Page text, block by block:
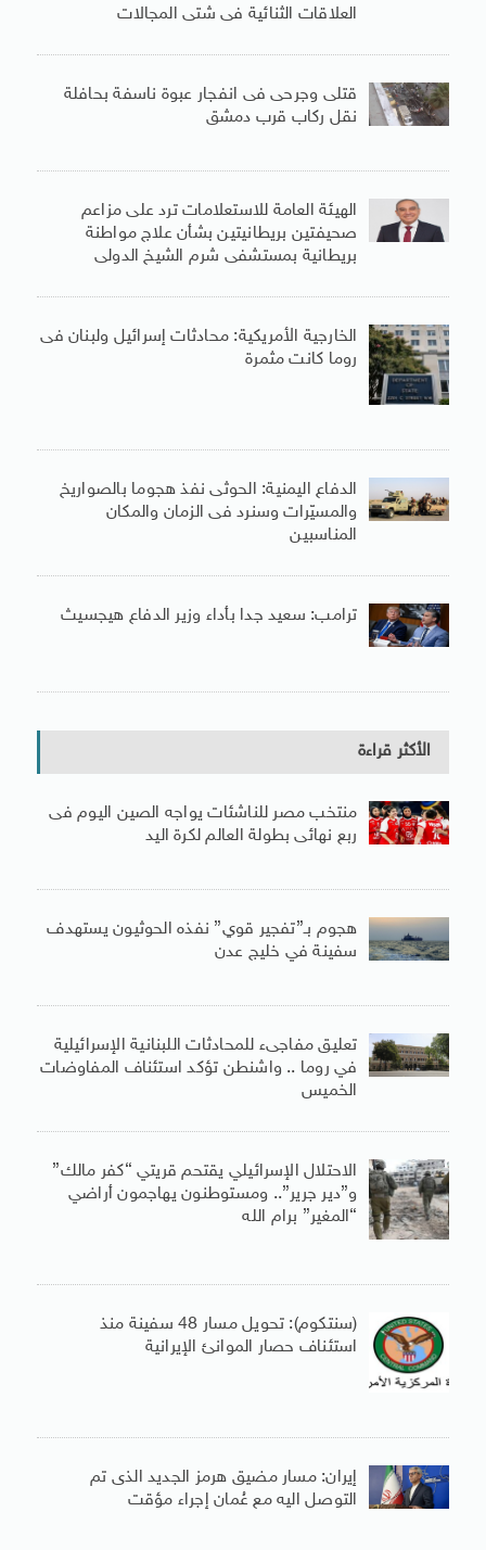
العلاقات الثنائية فى شتى المجالات
قتلى وجرحى فى انفجار عبوة ناسفة بحافلة
نقل ركاب قرب دمشق
الهيئة العامة للاستعلامات ترد على مزاعم
صحيفتين بريطانيتين بشأن علاج مواطنة
بريطانية بمستشفى شرم الشيخ الدولى
الخارجية الأمريكية: محادثات إسرائيل ولبنان فى
روما كانت مثمرة
الدفاع اليمنية: الحوثى نفذ هجوما بالصواريخ
والمسيّرات وسنرد فى الزمان والمكان
المناسبين
ترامب: سعيد جدا بأداء وزير الدفاع هيجسيث
الأكثر قراءة
منتخب مصر للناشئات يواجه الصين اليوم فى
ربع نهائى بطولة العالم لكرة اليد
هجوم بـ”تفجير قوي” نفذه الحوثيون يستهدف
سفينة في خليج عدن
تعليق مفاجىء للمحادثات اللبنانية الإسرائيلية
في روما .. واشنطن تؤكد استئناف المفاوضات
الخميس
الاحتلال الإسرائيلي يقتحم قريتي “كفر مالك”
و”دير جرير”.. ومستوطنون يهاجمون أراضي
“المغير” برام الله
(سنتكوم): تحويل مسار 48 سفينة منذ
استئناف حصار الموانئ الإيرانية
إيران: مسار مضيق هرمز الجديد الذى تم
التوصل اليه مع عُمان إجراء مؤقت